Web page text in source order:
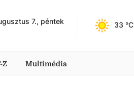
7., péntek 33 °C
Z Multimédia